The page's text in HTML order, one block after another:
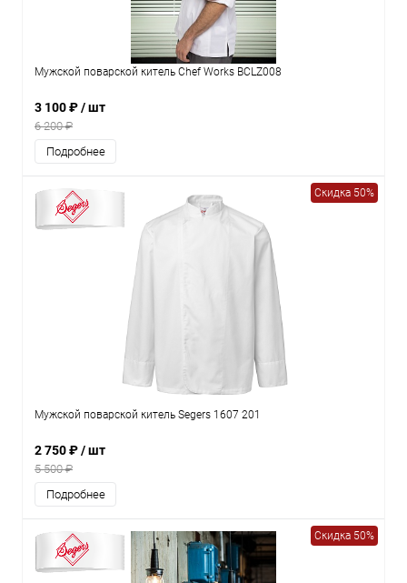
Мужской поварской китель Chef Works BCLZ008
3 100 ₽/ шт
6 200 ₽
Подробнее
Скидка 50%
Мужской поварской китель Segers 1607 201
2 750 ₽/ шт
5 500 ₽
Подробнее
Скидка 50%